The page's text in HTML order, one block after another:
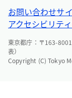
お問い合わせサ
アクセシビリテ
東京都庁：〒163-
表）
Copyright (C) Tokyo